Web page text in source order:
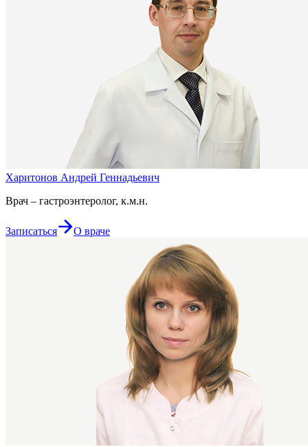
Харитонов Андрей Геннадьевич
Врач – гастроэнтеролог, к.м.н.
Записаться О враче